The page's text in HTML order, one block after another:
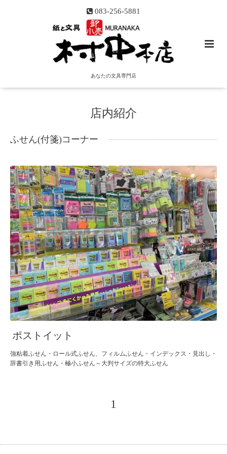
083-256-5881
あなたの文具専門店
店内紹介
ふせん(付箋)コーナー
ポストイット
強粘着ふせん・ロール式ふせん、フィルムふせん・インデックス・見出し・
辞書引き用ふせん・極小ふせん～大判サイズの特大ふせん
1